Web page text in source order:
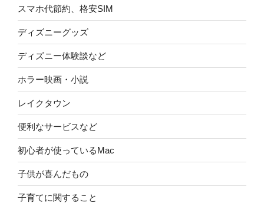
スマホ代節約、格安SIM
ディズニーグッズ
ディズニー体験談など
ホラー映画・小説
レイクタウン
便利なサービスなど
初心者が使っているMac
子供が喜んだもの
子育てに関すること